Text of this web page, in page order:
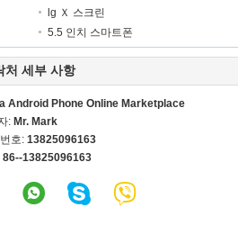
lg Ｘ 스크린
5.5 인치 스마트폰
처 세부 사항
Android Phone Online Marketplace
: Mr. Mark
호: 13825096163
86--13825096163